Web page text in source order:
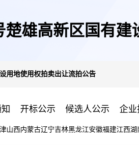
楚雄高新区国有
用地使用权拍卖出让流拍公告
开标公示 候选人公示 企业
山西内蒙古辽宁吉林黑龙江安徽福建江西湖